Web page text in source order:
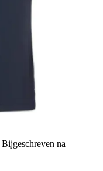
Bijgeschreven na